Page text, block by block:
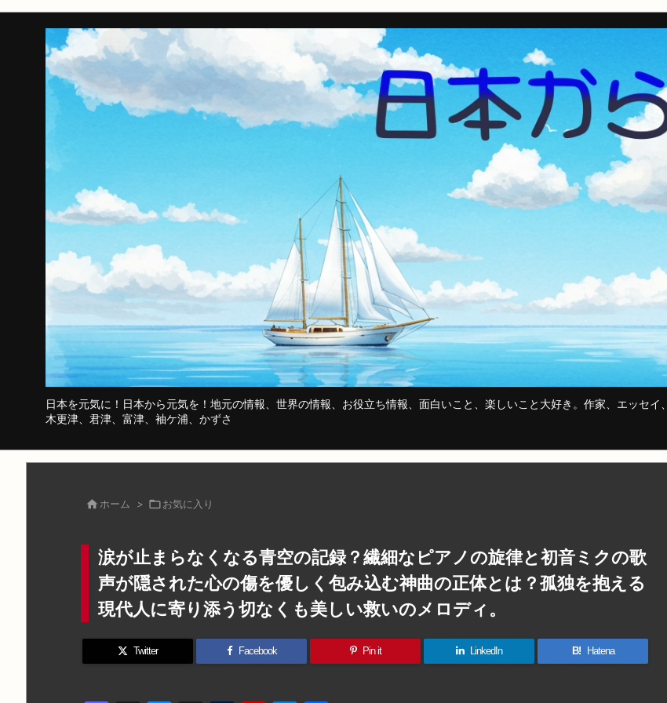
日本を元気に！日本から元気を！地元の情報、世界の情報、お役立ち情報、面白いこと、楽しいこと大好き。作家、エッセイ
木更津、君津、富津、袖ケ浦、かずさ
 ホーム > お気に入り
涙が止まらなくなる青空の記録？繊細なピアノの旋律と初音ミクの歌
声が隠された心の傷を優しく包み込む神曲の正体とは？孤独を抱える
現代人に寄り添う切なくも美しい救いのメロディ。
Twitter Facebook Pin it LinkedIn B! Hatena